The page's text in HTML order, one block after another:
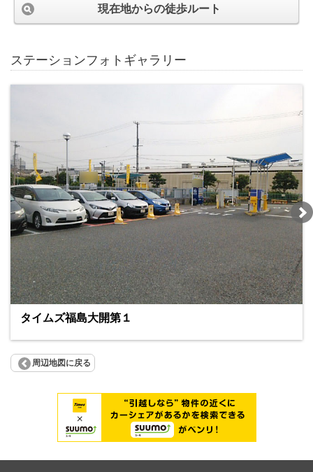
現在地からの徒歩ルート
ステーションフォトギャラリー
タイムズ福島大開第１
周辺地図に戻る